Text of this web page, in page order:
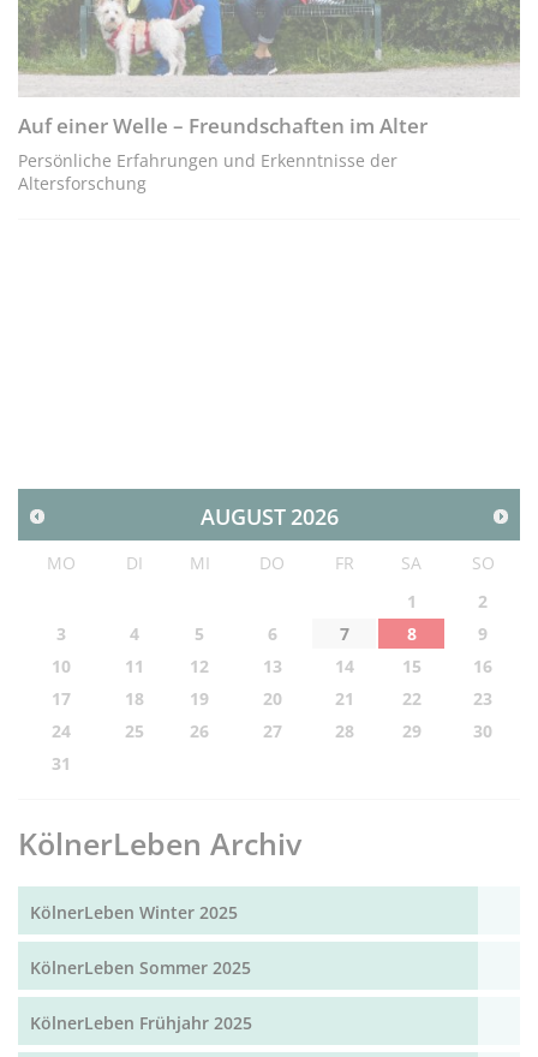
Auf einer Welle – Freundschaften im Alter
Persönliche Erfahrungen und Erkenntnisse der
Altersforschung
AUGUST2026
MO DI MI DO FR SA
SO
1
2
3
4 5 6 7 8
9
10
11 12 13 14 15
16
17
18 19 20 21 22
23
24
25 26 27 28 29
30
31
KölnerLeben Archiv
KölnerLeben Winter 2025
KölnerLeben Sommer 2025
KölnerLeben Frühjahr 2025